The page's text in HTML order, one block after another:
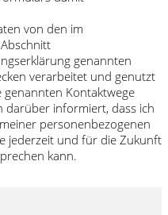
von den im
genannten
verarbeitet und genutzt
Kontaktwege
darüber informiert, dass ich
personenbezogenen
jederzeit und für die Zukunft
kann.